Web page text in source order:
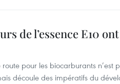
de l’essence E10
pour les biocarburants n’est
découle des impératifs du